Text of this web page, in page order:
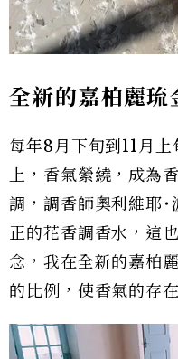
全新的嘉柏麗琉
每年8月下旬到11月
上，香氣縈繞，成為
調，調香師奧利維耶
正的花香調香水，這
念，我在全新的嘉柏
的比例，使香氣的存